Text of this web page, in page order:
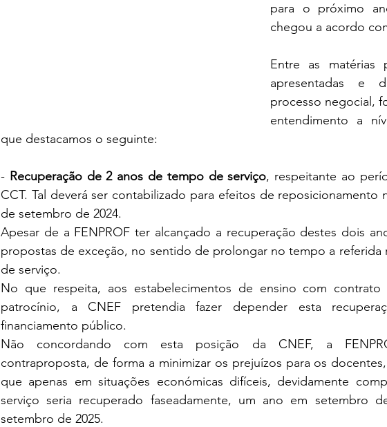
para o próximo
chegou a acordo
Entre as matérias
apresentadas e
processo negocial,
entendimento a
que destacamos o seguinte:
- Recuperação de 2 anos de tempo de serviço, respeitante ao
CCT. Tal deverá ser contabilizado para efeitos de reposicionamento
de setembro de 2024.
Apesar de a FENPROF ter alcançado a recuperação destes dois
propostas de exceção, no sentido de prolongar no tempo a referida
de serviço.
No que respeita, aos estabelecimentos de ensino com
patrocínio, a CNEF pretendia fazer depender esta
financiamento público.
Não concordando com esta posição da CNEF, a
contraproposta, de forma a minimizar os prejuízos para os
que apenas em situações económicas difíceis, devidamente
serviço seria recuperado faseadamente, um ano em setembro
setembro de 2025.